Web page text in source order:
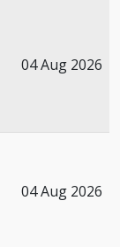
04 Aug 2026
04 Aug 2026